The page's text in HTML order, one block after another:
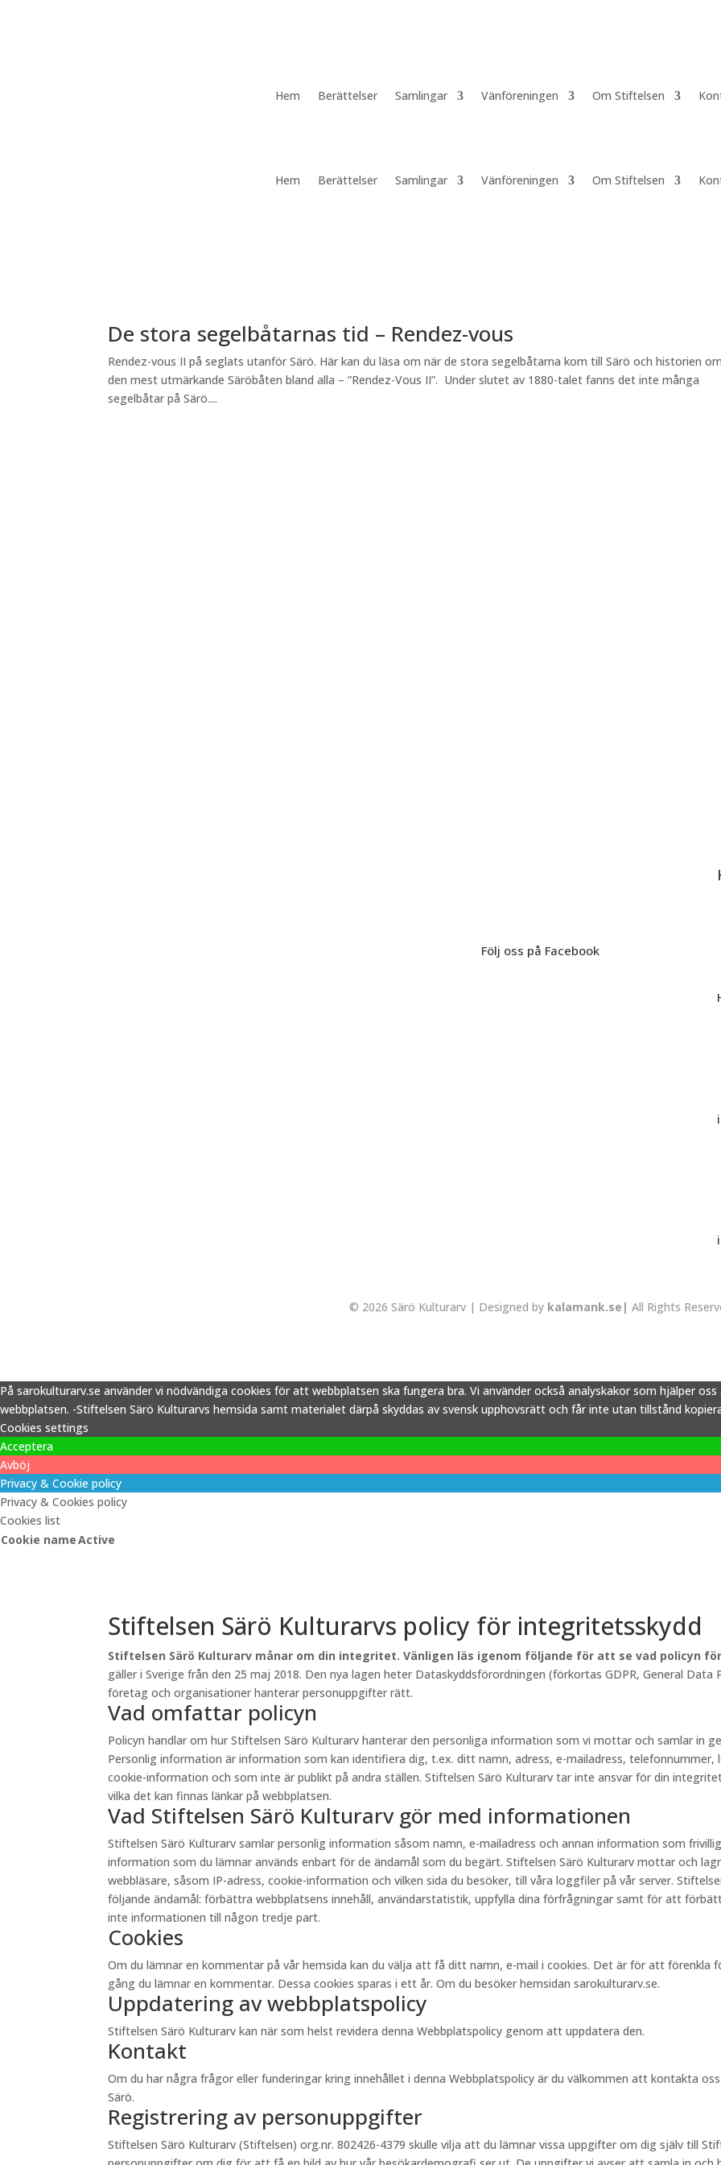
Hem Berättelser Samlingar Vänföreningen Om Stiftelsen
Hem Berättelser Samlingar Vänföreningen Om Stiftelsen
De stora segelbåtarnas tid – Rendez-vous
Rendez-vous II på seglats utanför Särö. Här kan du läsa om när de stora segelbåtarna kom till Särö och historien
den mest utmärkande Säröbåten bland alla – ”Rendez-Vous II”. Under slutet av 1880-talet fanns det inte många
segelbåtar på Särö....
Följ oss på Facebook
© 2026 Särö Kulturarv | Designed by kalamank.se| All Rights
På sarokulturarv.se använder vi nödvändiga cookies för att webbplatsen ska fungera bra. Vi använder också analyskakor som hjälper
webbplatsen. -Stiftelsen Särö Kulturarvs hemsida samt materialet därpå skyddas av svensk upphovsrätt och får inte utan tillstånd
Cookies settings
Acceptera
Avböj
Privacy & Cookie policy
Privacy & Cookies policy
Cookies list
Cookie nameActive
Stiftelsen Särö Kulturarvs policy för integritetsskydd
Stiftelsen Särö Kulturarv månar om din integritet. Vänligen läs igenom följande för att se vad policyn
gäller i Sverige från den 25 maj 2018. Den nya lagen heter Dataskyddsförordningen (förkortas GDPR, General
företag och organisationer hanterar personuppgifter rätt.
Vad omfattar policyn
Policyn handlar om hur Stiftelsen Särö Kulturarv hanterar den personliga information som vi mottar och samlar in
Personlig information är information som kan identifiera dig, t.ex. ditt namn, adress, e-mailadress, telefonnummer,
cookie-information och som inte är publikt på andra ställen. Stiftelsen Särö Kulturarv tar inte ansvar för din
vilka det kan finnas länkar på webbplatsen.
Vad Stiftelsen Särö Kulturarv gör med informationen
Stiftelsen Särö Kulturarv samlar personlig information såsom namn, e-mailadress och annan information som
information som du lämnar används enbart för de ändamål som du begärt. Stiftelsen Särö Kulturarv mottar och
webbläsare, såsom IP-adress, cookie-information och vilken sida du besöker, till våra loggfiler på vår server.
följande ändamål: förbättra webbplatsens innehåll, användarstatistik, uppfylla dina förfrågningar samt för att
inte informationen till någon tredje part.
Cookies
Om du lämnar en kommentar på vår hemsida kan du välja att få ditt namn, e-mail i cookies. Det är för att förenkla
gång du lämnar en kommentar. Dessa cookies sparas i ett år. Om du besöker hemsidan sarokulturarv.se.
Uppdatering av webbplatspolicy
Stiftelsen Särö Kulturarv kan när som helst revidera denna Webbplatspolicy genom att uppdatera den.
Kontakt
Om du har några frågor eller funderingar kring innehållet i denna Webbplatspolicy är du välkommen att kontakta
Särö.
Registrering av personuppgifter
Stiftelsen Särö Kulturarv (Stiftelsen) org.nr. 802426-4379 skulle vilja att du lämnar vissa uppgifter om dig själv till